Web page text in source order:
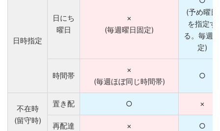
日時指定
日にち
曜日
×
(毎週曜日固定)
(予め曜日
を指定す
る。毎週固
定)
時間帯
×
(毎週ほぼ同じ時間帯)
○
不在時
(留守時)
置き配 ○ ×
再配達 × ○